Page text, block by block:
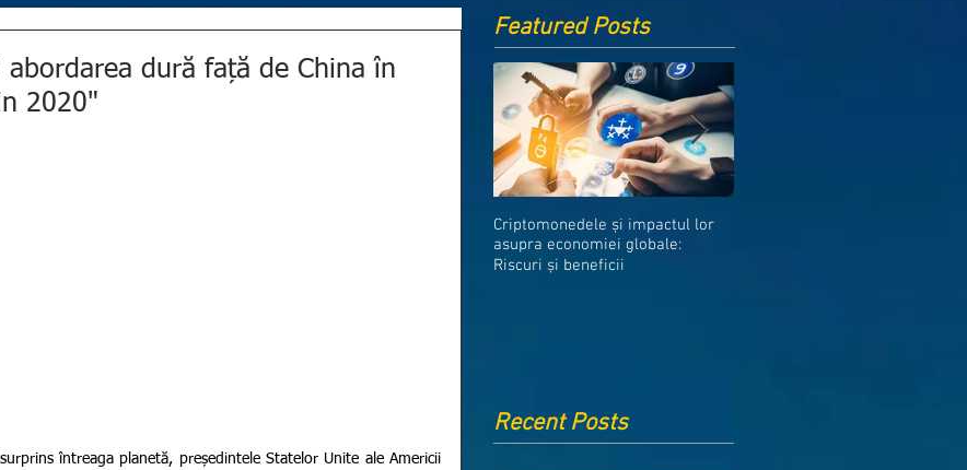
dură față de China în
2020"
Featured Posts
Criptomonedele și impactul lor
asupra economiei globale:
Riscuri și beneficii
Recent Posts